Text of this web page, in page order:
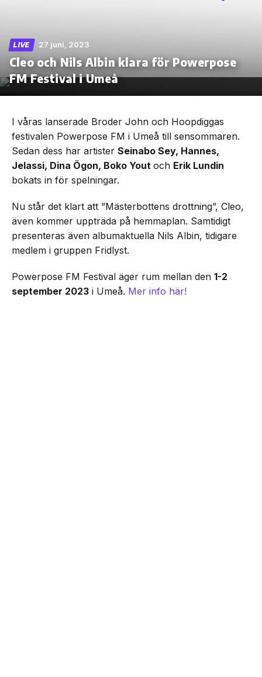
Skip
the
LIVE 27 juni, 2023
Cleo och Nils Albin klara för Powerpose
FM Festival i Umeå
I våras lanserade Broder John och Hoopdiggas
festivalen Powerpose FM i Umeå till sensommaren.
Sedan dess har artister Seinabo Sey, Hannes,
Jelassi, Dina Ögon, Boko Yout och Erik Lundin
bokats in för spelningar.
Nu står det klart att ”Mästerbottens drottning”, Cleo,
även kommer uppträda på hemmaplan. Samtidigt
presenteras även albumaktuella Nils Albin, tidigare
medlem i gruppen Fridlyst.
Powerpose FM Festival äger rum mellan den 1-2
september 2023 i Umeå. Mer info här!